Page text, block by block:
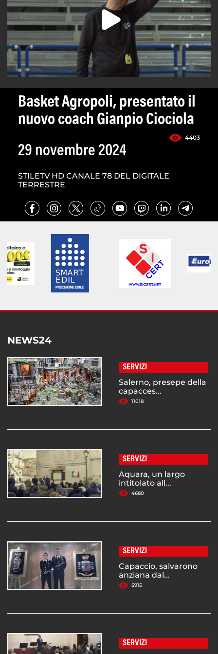
Basket Agropoli, presentato il
nuovo coach Gianpio Ciociola
4403
29 novembre 2024
STILETV HD CANALE 78 DEL DIGITALE
TERRESTRE
NEWS24
SERVIZI
Salerno, presepe della
capacces...
11018
SERVIZI
Aquara, un largo
intitolato all...
4680
SERVIZI
Capaccio, salvarono
anziana dal...
5915
SERVIZI